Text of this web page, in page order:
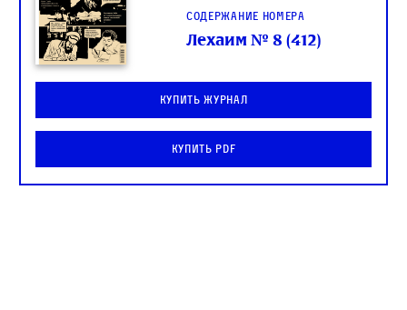
Содержание номера
Лехаим № 8 (412)
Купить журнал
Купить PDF